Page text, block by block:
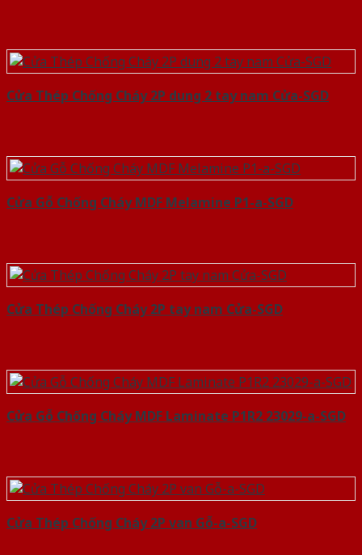
Cửa Thép Chống Cháy 2P dung 2 tay nam Cửa-SGD
Cửa Gỗ Chống Cháy MDF Melamine P1-a-SGD
Cửa Thép Chống Cháy 2P tay nam Cửa-SGD
Cửa Gỗ Chống Cháy MDF Laminate P1R2 23029-a-SGD
Cửa Thép Chống Cháy 2P van Gỗ-a-SGD